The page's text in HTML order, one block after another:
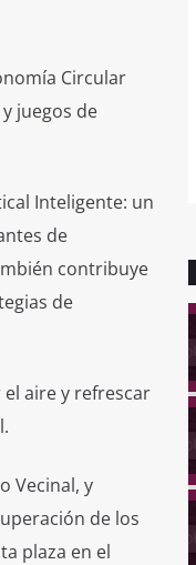
Circular
juegos de
Inteligente: un
de
contribuye
de
aire y refrescar
Vecinal, y
de los
plaza en el